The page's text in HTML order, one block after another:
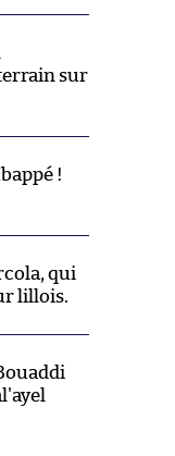
sur
!
qui
lillois.